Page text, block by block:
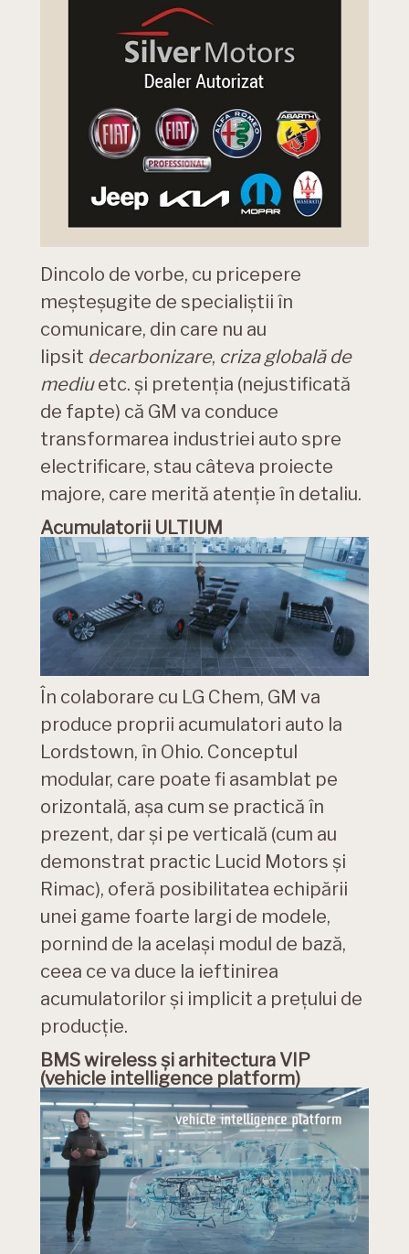
Dincolo de vorbe, cu pricepere
meșteșugite de specialiștii în
comunicare, din care nu au
lipsit decarbonizare, criza globală de
mediuetc. și pretenția (nejustificată
de fapte) că GM va conduce
transformarea industriei auto spre
electrificare, stau câteva proiecte
majore, care merită atenție în detaliu.
Acumulatorii ULTIUM
În colaborare cu LG Chem, GM va
produce proprii acumulatori auto la
Lordstown, în Ohio. Conceptul
modular, care poate fi asamblat pe
orizontală, așa cum se practică în
prezent, dar și pe verticală (cum au
demonstrat practic Lucid Motors și
Rimac), oferă posibilitatea echipării
unei game foarte largi de modele,
pornind de la același modul de bază,
ceea ce va duce la ieftinirea
acumulatorilor și implicit a prețului de
producție.
BMS wireless și arhitectura VIP
(vehicle intelligence platform)